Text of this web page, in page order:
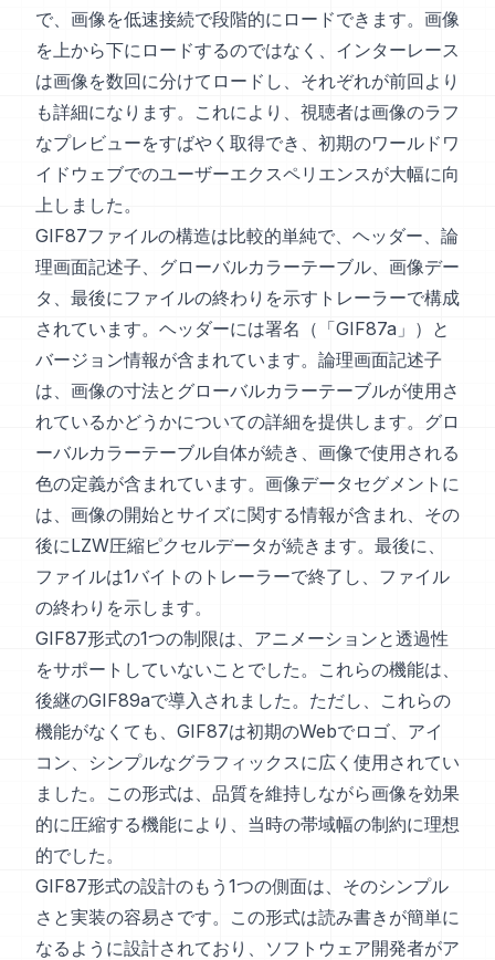
で、画像を低速接続で段階的にロードできます。画像
を上から下にロードするのではなく、インターレース
は画像を数回に分けてロードし、それぞれが前回より
も詳細になります。これにより、視聴者は画像のラフ
なプレビューをすばやく取得でき、初期のワールドワ
イドウェブでのユーザーエクスペリエンスが大幅に向
上しました。
GIF87ファイルの構造は比較的単純で、ヘッダー、論
理画面記述子、グローバルカラーテーブル、画像デー
タ、最後にファイルの終わりを示すトレーラーで構成
されています。ヘッダーには署名（「GIF87a」）と
バージョン情報が含まれています。論理画面記述子
は、画像の寸法とグローバルカラーテーブルが使用さ
れているかどうかについての詳細を提供します。グロ
ーバルカラーテーブル自体が続き、画像で使用される
色の定義が含まれています。画像データセグメントに
は、画像の開始とサイズに関する情報が含まれ、その
後にLZW圧縮ピクセルデータが続きます。最後に、
ファイルは1バイトのトレーラーで終了し、ファイル
の終わりを示します。
GIF87形式の1つの制限は、アニメーションと透過性
をサポートしていないことでした。これらの機能は、
後継のGIF89aで導入されました。ただし、これらの
機能がなくても、GIF87は初期のWebでロゴ、アイ
コン、シンプルなグラフィックスに広く使用されてい
ました。この形式は、品質を維持しながら画像を効果
的に圧縮する機能により、当時の帯域幅の制約に理想
的でした。
GIF87形式の設計のもう1つの側面は、そのシンプル
さと実装の容易さです。この形式は読み書きが簡単に
なるように設計されており、ソフトウェア開発者がア